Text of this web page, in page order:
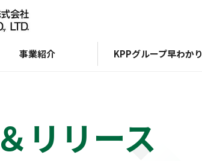
リリース
WAY KPPグループ憲章
事業紹介 KPPグループ早わかり
財務・業績 IRライブラリ
サステナビリティマネジメント